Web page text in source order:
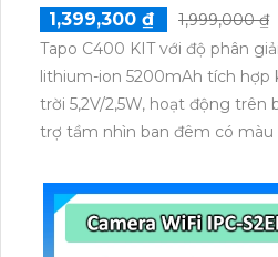
1,399,300 ₫
1,999,000 ₫
Tapo C400 KIT với độ phân
lithium-ion 5200mAh tích
trời 5,2V/2,5W, hoạt động trên
trợ tầm nhìn ban đêm có màu
dữ liệu qua thẻ microSD lên